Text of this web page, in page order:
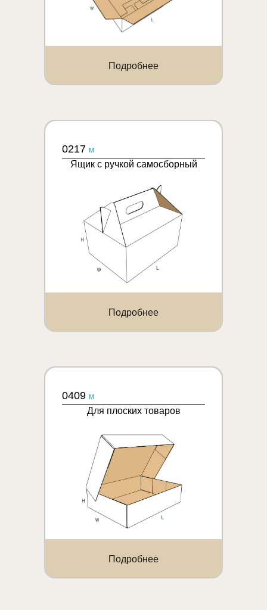
Подробнее
0217 M
Ящик с ручкой самосборный
Подробнее
0409 M
Для плоских товаров
Подробнее